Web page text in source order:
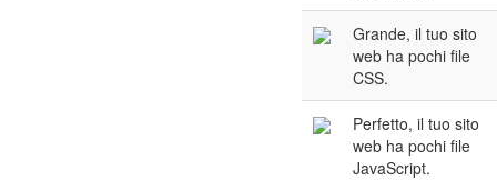
Grande, il tuo sito
web ha pochi file
CSS.
Perfetto, il tuo sito
web ha pochi file
JavaScript.